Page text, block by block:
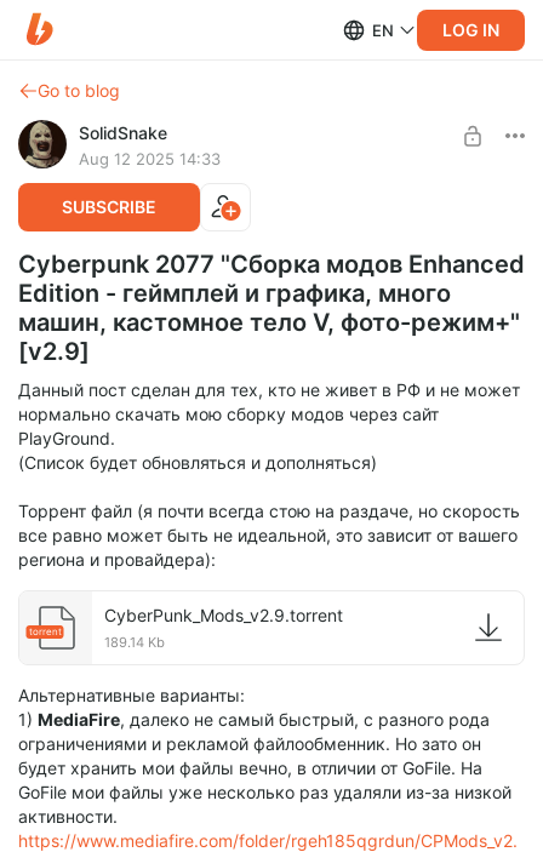
EN LOG IN
Go to blog
SolidSnake
Aug 12 2025 14:33
SUBSCRIBE
Cyberpunk 2077 "Сборка модов Enhanced
Edition - геймплей и графика, много
машин, кастомное тело V, фото-режим+"
[v2.9]
Данный пост сделан для тех, кто не живет в РФ и не может
нормально скачать мою сборку модов через сайт
PlayGround.
(Список будет обновляться и дополняться)
Торрент файл (я почти всегда стою на раздаче, но скорость
все равно может быть не идеальной, это зависит от вашего
региона и провайдера):
torrent
CyberPunk_Mods_v2.9.torrent
189.14 Kb
Альтернативные варианты:
1) MediaFire, далеко не самый быстрый, с разного рода
ограничениями и рекламой файлообменник. Но зато он
будет хранить мои файлы вечно, в отличии от GoFile. На
GoFile мои файлы уже несколько раз удаляли из-за низкой
активности.
https://www.mediafire.com/folder/rgeh185qgrdun/CPMods_v2.